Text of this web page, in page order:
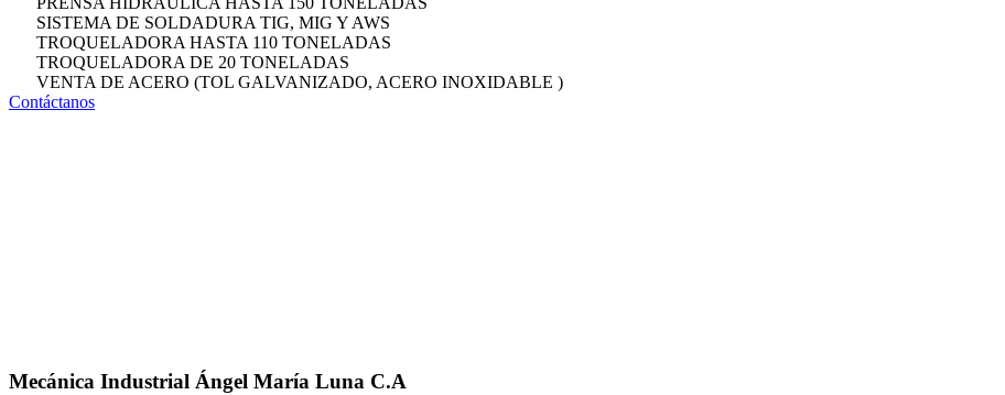
SISTEMA DE SOLDADURA TIG, MIG Y AWS
TROQUELADORA HASTA 110 TONELADAS
TROQUELADORA DE 20 TONELADAS
VENTA DE ACERO (TOL GALVANIZADO, ACERO INOXIDABLE )
Contáctanos
Mecánica Industrial Ángel María Luna C.A